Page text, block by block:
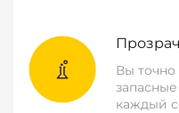
Вы точно
каждый